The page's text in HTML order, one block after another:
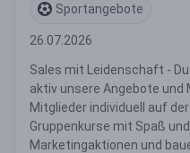
Sportangebote
26.07.2026
Sales mit Leidenschaft -
aktiv unsere Angebote
Mitglieder individuell auf
Gruppenkurse mit Spaß
Marketingaktionen und